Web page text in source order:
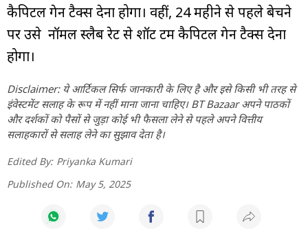
कैपिटल गेन टैक्स देना होगा। वहीं, 24 महीने से पहले बेचने
पर उसे नॉर्मल स्लैब रेट से शॉर्ट टर्म कैपिटल गेन टैक्स देना
होगा।
Disclaimer: ये आर्टिकल सिर्फ जानकारी के लिए है और इसे किसी भी तरह से
इंवेस्टमेंट सलाह के रूप में नहीं माना जाना चाहिए। BT Bazaar अपने पाठकों
और दर्शकों को पैसों से जुड़ा कोई भी फैसला लेने से पहले अपने वित्तीय
सलाहकारों से सलाह लेने का सुझाव देता है।
Edited By: Priyanka Kumari
Published On: May 5, 2025